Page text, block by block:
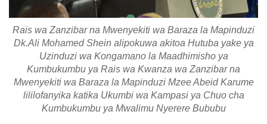
Rais wa Zanzibar na Mwenyekiti wa Baraza la Mapinduzi
Dk.Ali Mohamed Shein alipokuwa akitoa Hutuba yake ya
Uzinduzi wa Kongamano la Maadhimisho ya
Kumbukumbu ya Rais wa Kwanza wa Zanzibar na
Mwenyekiti wa Baraza la Mapinduzi Mzee Abeid Karume
lililofanyika katika Ukumbi wa Kampasi ya Chuo cha
Kumbukumbu ya Mwalimu Nyerere Bububu